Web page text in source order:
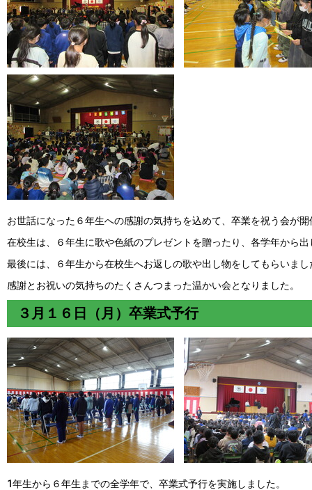
お世話になった６年生への感謝の気持ちを込めて、卒業を祝う会が
在校生は、６年生に歌や色紙のプレゼントを贈ったり、各学年から
最後には、６年生から在校生へお返しの歌や出し物をしてもらいまし
感謝とお祝いの気持ちのたくさんつまった温かい会となりました。
３月１６日（月）卒業式予行
1年生から６年生までの全学年で、卒業式予行を実施しました。